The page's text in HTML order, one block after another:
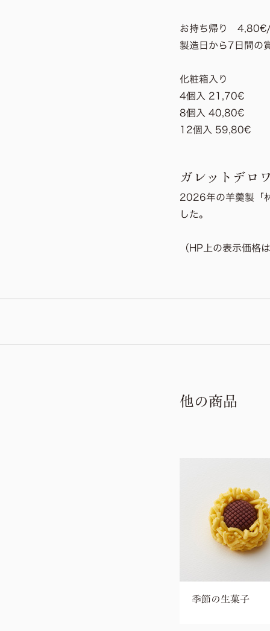
お持ち帰り
製造日から7日間の
化粧箱入り
4個入 21,70€
8個入 40,80€
12個入 59,80€
ガレットデロ
2026年の羊羹製「
した。
（HP上の表示価格
他の商品
季節の生菓子